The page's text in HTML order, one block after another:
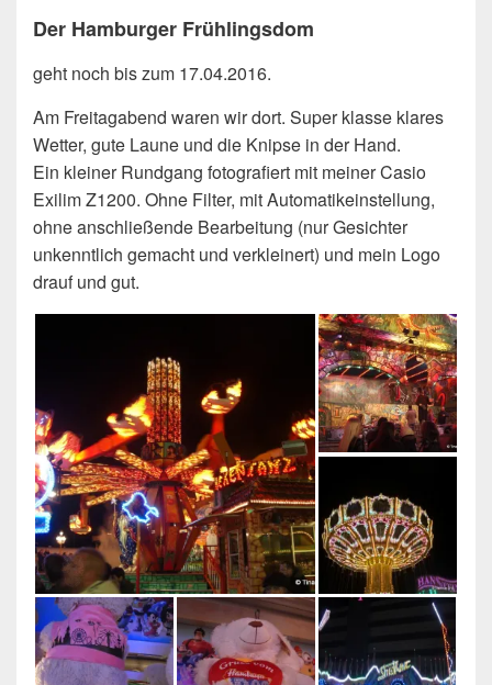
Der Hamburger Frühlingsdom
geht noch bis zum 17.04.2016.
Am Freitagabend waren wir dort. Super klasse klares
Wetter, gute Laune und die Knipse in der Hand.
Ein kleiner Rundgang fotografiert mit meiner Casio
Exilim Z1200. Ohne Filter, mit Automatikeinstellung,
ohne anschließende Bearbeitung (nur Gesichter
unkenntlich gemacht und verkleinert) und mein Logo
drauf und gut.